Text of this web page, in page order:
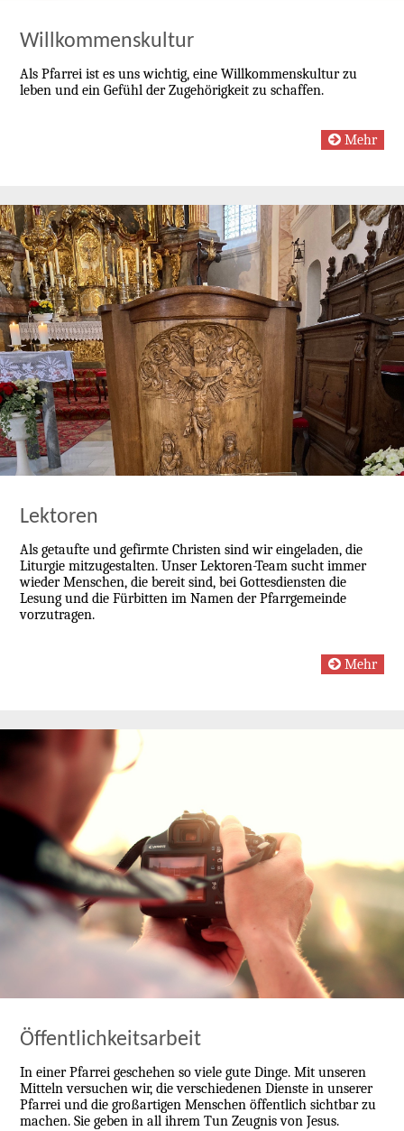
Willkommenskultur
Als Pfarrei ist es uns wichtig, eine Willkommenskultur zu
leben und ein Gefühl der Zugehörigkeit zu schaffen.
Mehr
Lektoren
Als getaufte und gefirmte Christen sind wir eingeladen, die
Liturgie mitzugestalten. Unser Lektoren-Team sucht immer
wieder Menschen, die bereit sind, bei Gottesdiensten die
Lesung und die Fürbitten im Namen der Pfarrgemeinde
vorzutragen.
Mehr
Öffentlichkeitsarbeit
In einer Pfarrei geschehen so viele gute Dinge. Mit unseren
Mitteln versuchen wir, die verschiedenen Dienste in unserer
Pfarrei und die großartigen Menschen öffentlich sichtbar zu
machen. Sie geben in all ihrem Tun Zeugnis von Jesus.